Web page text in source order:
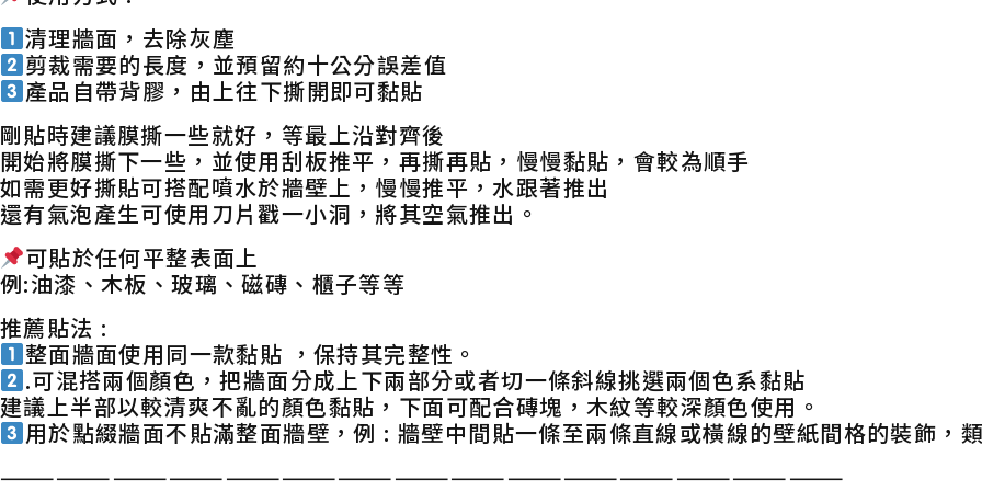
清理牆面，去除灰塵
剪裁需要的長度，並預留約十公分誤差值
產品自帶背膠，由上往下撕開即可黏貼
剛貼時建議膜撕一些就好，等最上沿對齊後
開始將膜撕下一些，並使用刮板推平，再撕再貼，慢慢黏貼，會較為順手
如需更好撕貼可搭配噴水於牆壁上，慢慢推平，水跟著推出
還有氣泡產生可使用刀片戳一小洞，將其空氣推出。
可貼於任何平整表面上
例:油漆、木板、玻璃、磁磚、櫃子等等
推薦貼法 :
整面牆面使用同一款黏貼 ，保持其完整性。
.可混搭兩個顏色，把牆面分成上下兩部分或者切一條斜線挑選兩個色系黏貼
建議上半部以較清爽不亂的顏色黏貼，下面可配合磚塊，木紋等較深顏色使用。
用於點綴牆面不貼滿整面牆壁，例 : 牆壁中間貼一條至兩條直線或橫線的壁紙間格的裝飾，
—————————————————————————————————————————————